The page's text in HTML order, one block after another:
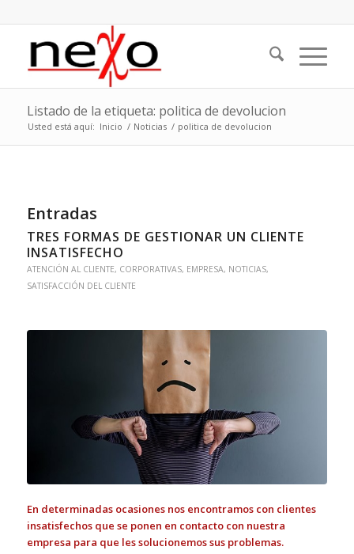
Listado de la etiqueta: politica de devolucion
Usted está aquí: Inicio / Noticias / politica de devolucion
Entradas
TRES FORMAS DE GESTIONAR UN CLIENTE
INSATISFECHO
ATENCIÓN AL CLIENTE, CORPORATIVAS, EMPRESA, NOTICIAS,
SATISFACCIÓN DEL CLIENTE
En determinadas ocasiones nos encontramos con clientes
insatisfechos que se ponen en contacto con nuestra
empresa para que les solucionemos sus problemas.